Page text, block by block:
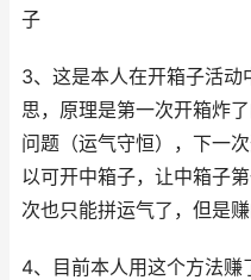
子
3、这是本人在开箱子活动
思，原理是第一次开箱炸
问题（运气守恒），下一
以可开中箱子，让中箱子
次也只能拼运气了，但是
4、目前本人用这个方法赚